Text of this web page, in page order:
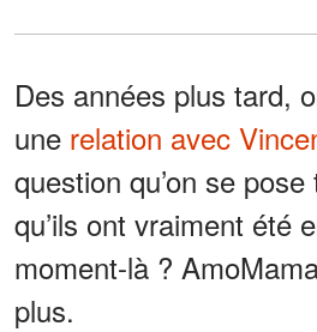
Des années plus tard,
une relation avec
question qu’on se
qu’ils ont vraiment été
moment-là ?
plus.